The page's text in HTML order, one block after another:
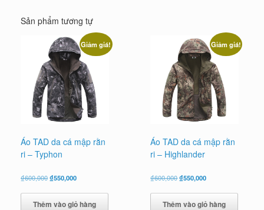
Sản phẩm tương tự
Giảm giá!
Áo TAD da cá mập rằn
ri – Typhon
₫600,000Giá
là:
₫600,000.
₫550,000Giá
tại
là:
Thêm vào giỏ hàng
Giảm giá!
Áo TAD da cá mập rằn
ri – Highlander
₫600,000Giá
là:
₫600,000.
₫550,000Giá
tại
là:
Thêm vào giỏ hàng